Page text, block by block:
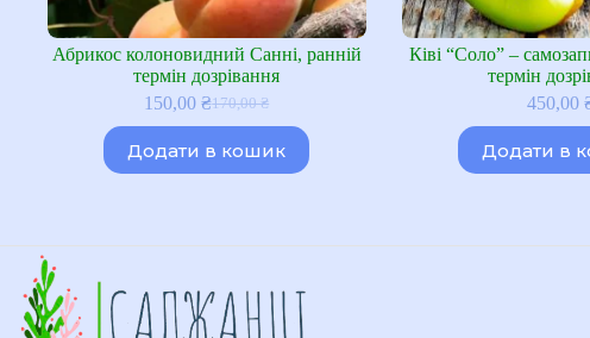
Абрикос колоновидний Санні, ранній
термін дозрівання
170,00₴
Оригінальна
170,00 ₴.
150,00₴Поточна
150,00 ₴.
Додати в кошик
Ківі “Cоло” –
термін
450,00
Додати в